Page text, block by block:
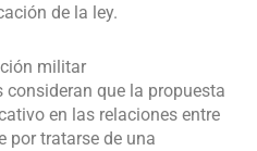
de la ley.
militar
consideran que la propuesta
en las relaciones entre
por tratarse de una